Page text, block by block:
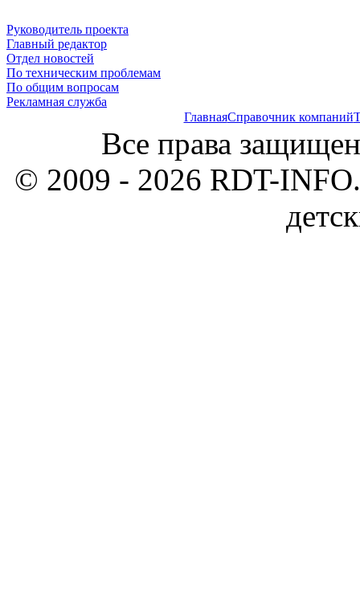
Руководитель проекта
Главный редактор
Отдел новостей
По техническим проблемам
По общим вопросам
Рекламная служба
ГлавнаяСправочник компаний
Все права
© 2009 - 2026 RDT-